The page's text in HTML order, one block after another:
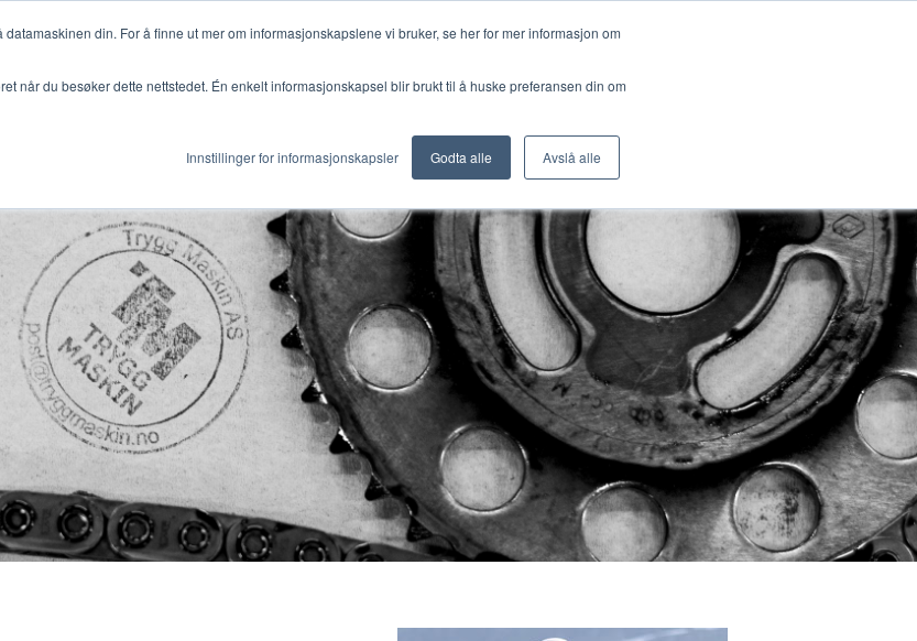
din. For å finne ut mer om informasjonskapslene vi bruker, se her for mer informasjon om
når du besøker dette nettstedet. Én enkelt informasjonskapsel blir brukt til å huske preferansen din om
Innstillinger for informasjonskapsler Godta alle Avslå alle
Vis undermeny for Vi tilbyr
Vis undermeny for Kurs